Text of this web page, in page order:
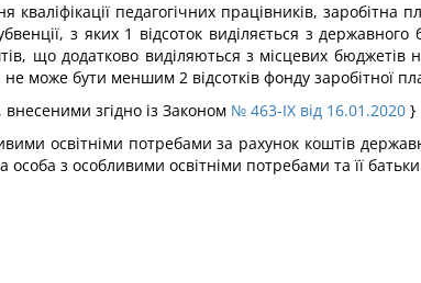
педагогічних працівників, заробітна
з яких 1 відсоток виділяється з
що додатково виділяються з місцевих бюджетів
не може бути меншим 2 відсотків фонду заробітної
згідно із Законом № 463-IX від 16.01.2020 }
освітніми потребами за рахунок коштів
особа з особливими освітніми потребами та її